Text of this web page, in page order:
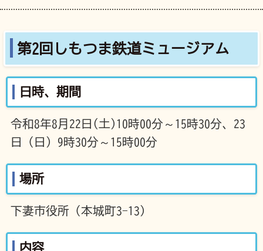
第2回しもつま鉄道ミュージアム
日時、期間
令和8年8月22日(土)10時00分～15時30分、23
日（日）9時30分～15時00分
場所
下妻市役所（本城町3-13）
内容